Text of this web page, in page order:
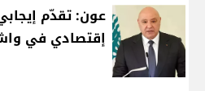
عون: تقدّم
إقتصادي في